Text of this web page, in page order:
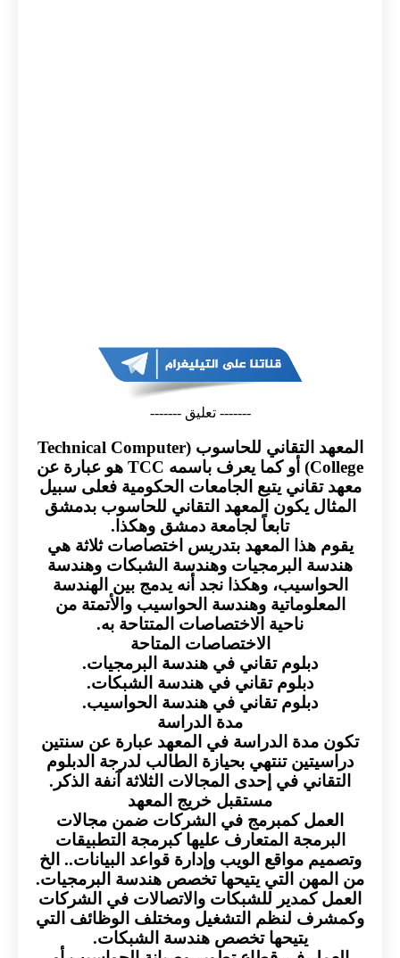
------- تعليق -------
المعهد التقاني للحاسوب (Technical Computer
College) أو كما يعرف باسمه TCC هو عبارة عن
معهد تقاني يتبع الجامعات الحكومية فعلى سبيل
المثال يكون المعهد التقاني للحاسوب بدمشق
تابعاً لجامعة دمشق وهكذا.
يقوم هذا المعهد بتدريس اختصاصات ثلاثة هي
هندسة البرمجيات وهندسة الشبكات وهندسة
الحواسيب، وهكذا نجد أنه يدمج بين الهندسة
المعلوماتية وهندسة الحواسيب والأتمتة من
ناحية الاختصاصات المتتاحة به.
الاختصاصات المتاحة
دبلوم تقاني في هندسة البرمجيات.
دبلوم تقاني في هندسة الشبكات.
دبلوم تقاني في هندسة الحواسيب.
مدة الدراسة
تكون مدة الدراسة في المعهد عبارة عن سنتين
دراسيتين تنتهي بحيازة الطالب لدرجة الدبلوم
التقاني في إحدى المجالات الثلاثة آنفة الذكر.
مستقبل خريج المعهد
العمل كمبرمج في الشركات ضمن مجالات
البرمجة المتعارف عليها كبرمجة التطبيقات
وتصميم مواقع الويب وإدارة قواعد البيانات.. الخ
من المهن التي يتيحها تخصص هندسة البرمجيات.
العمل كمدير للشبكات والاتصالات في الشركات
وكمشرف لنظم التشغيل ومختلف الوظائف التي
يتيحها تخصص هندسة الشبكات.